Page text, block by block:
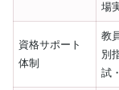
場
資格サポート
体制
教
別
試